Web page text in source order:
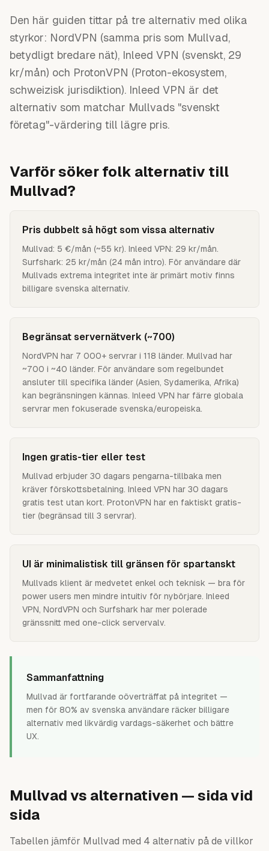
Den här guiden tittar på tre alternativ med olika
styrkor: NordVPN (samma pris som Mullvad,
betydligt bredare nät), Inleed VPN (svenskt, 29
kr/mån) och ProtonVPN (Proton-ekosystem,
schweizisk jurisdiktion). Inleed VPN är det
alternativ som matchar Mullvads "svenskt
företag"-värdering till lägre pris.
Varför söker folk alternativ till
Mullvad?
Pris dubbelt så högt som vissa alternativ
Mullvad: 5 €/mån (~55 kr). Inleed VPN: 29 kr/mån.
Surfshark: 25 kr/mån (24 mån intro). För användare där
Mullvads extrema integritet inte är primärt motiv finns
billigare svenska alternativ.
Begränsat servernätverk (~700)
NordVPN har 7 000+ servrar i 118 länder. Mullvad har
~700 i ~40 länder. För användare som regelbundet
ansluter till specifika länder (Asien, Sydamerika, Afrika)
kan begränsningen kännas. Inleed VPN har färre globala
servrar men fokuserade svenska/europeiska.
Ingen gratis-tier eller test
Mullvad erbjuder 30 dagars pengarna-tillbaka men
kräver förskottsbetalning. Inleed VPN har 30 dagars
gratis test utan kort. ProtonVPN har en faktiskt gratis-
tier (begränsad till 3 servrar).
UI är minimalistisk till gränsen för spartanskt
Mullvads klient är medvetet enkel och teknisk — bra för
power users men mindre intuitiv för nybörjare. Inleed
VPN, NordVPN och Surfshark har mer polerade
gränssnitt med one-click servervalv.
Sammanfattning
Mullvad är fortfarande oöverträffat på integritet —
men för 80% av svenska användare räcker billigare
alternativ med likvärdig vardags-säkerhet och bättre
UX.
Mullvad vs alternativen — sida vid
sida
Tabellen jämför Mullvad med 4 alternativ på de villkor